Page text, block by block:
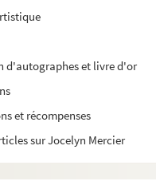
d'autographes et livre d'or
et récompenses
sur Jocelyn Mercier